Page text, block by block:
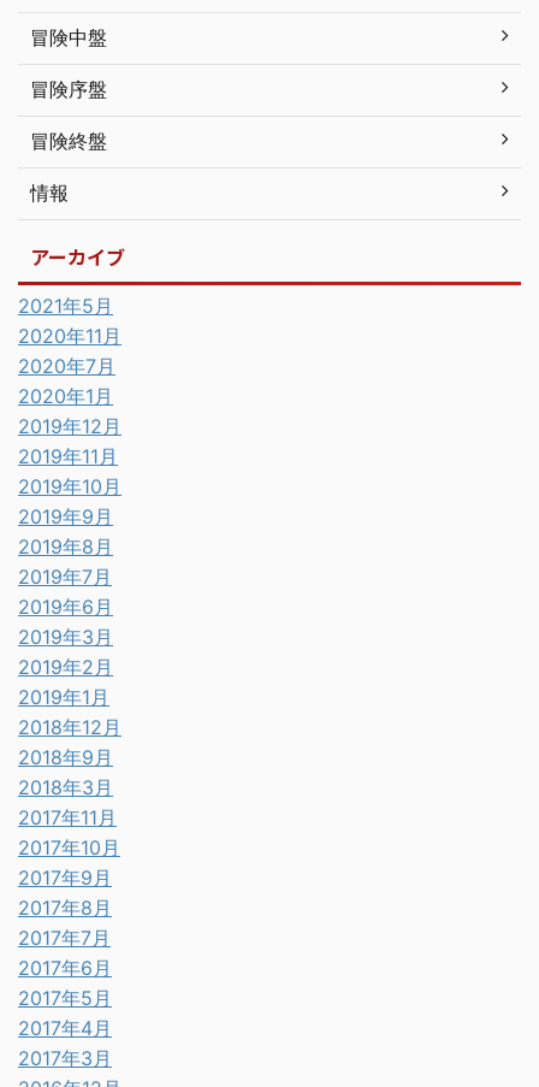
冒険中盤
冒険序盤
冒険終盤
情報
アーカイブ
2021年5月
2020年11月
2020年7月
2020年1月
2019年12月
2019年11月
2019年10月
2019年9月
2019年8月
2019年7月
2019年6月
2019年3月
2019年2月
2019年1月
2018年12月
2018年9月
2018年3月
2017年11月
2017年10月
2017年9月
2017年8月
2017年7月
2017年6月
2017年5月
2017年4月
2017年3月